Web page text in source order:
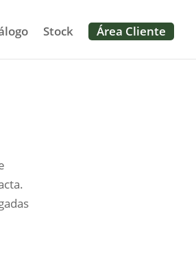
Stock Área Cliente